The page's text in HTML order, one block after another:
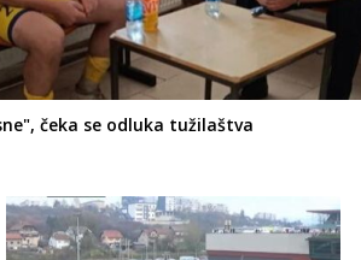
čeka se odluka tužilaštva